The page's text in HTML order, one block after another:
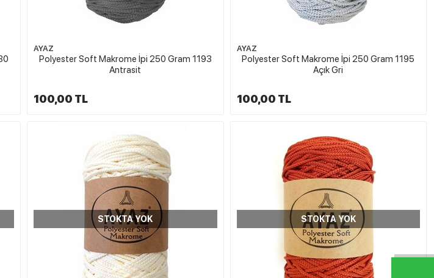
AYAZ
Polyester Soft Makrome İpi 250 Gram 1193
Antrasit
100,00 TL
AYAZ
Polyester Soft Makrome İpi 250 Gram 1195
Açık Gri
100,00 TL
STOKTA YOK STOKTA YOK